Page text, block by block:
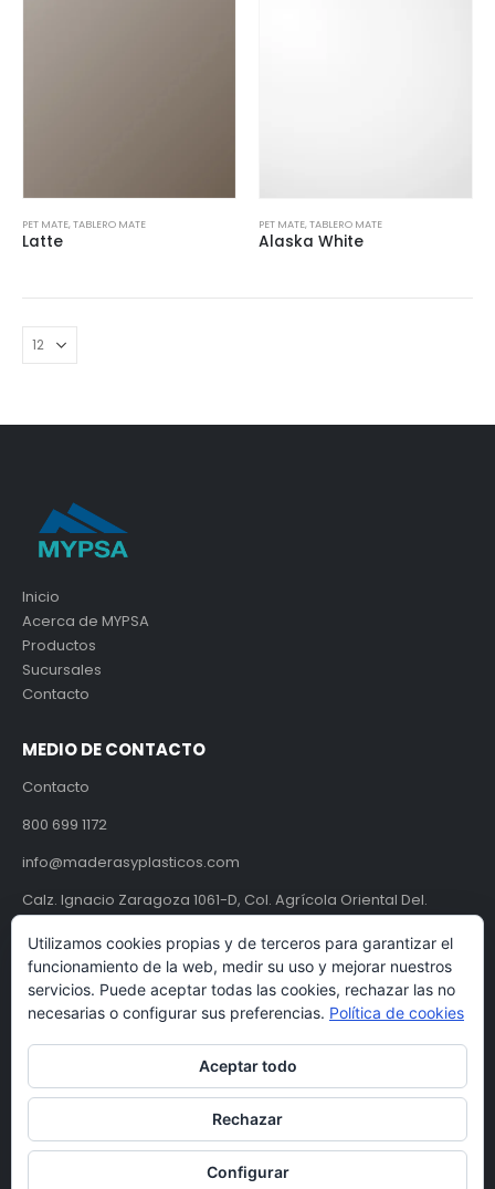
PET MATE,TABLERO MATE
Latte
PET MATE,TABLERO MATE
Alaska White
Inicio
Acerca de MYPSA
Productos
Sucursales
Contacto
MEDIO DE CONTACTO
Contacto
800 699 1172
info@maderasyplasticos.com
Calz. Ignacio Zaragoza 1061-D, Col. Agrícola Oriental Del.
Aviso de Privacidad
Utilizamos cookies propias y de terceros para garantizar el
funcionamiento de la web, medir su uso y mejorar nuestros
servicios. Puede aceptar todas las cookies, rechazar las no
necesarias o configurar sus preferencias. Política de cookies
Aceptar todo
Rechazar
Configurar